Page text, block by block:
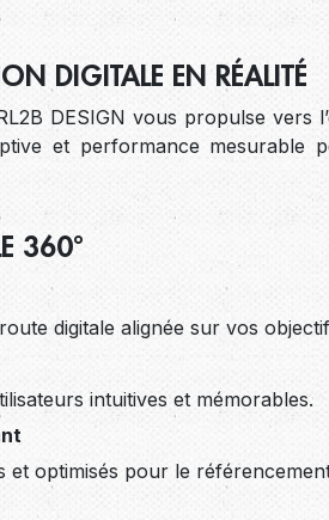
DIGITALE EN RÉALITÉ
DESIGN vous propulse vers
et performance mesurable
360°
digitale alignée sur vos
intuitives et mémorables.
et optimisés pour le